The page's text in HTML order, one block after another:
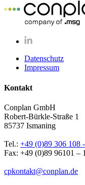
Datenschutz
Impressum
Kontakt
Conplan GmbH
Robert-​Bürkle-Straße 1
85737 Ismaning
Tel.: +49 (0)89 306 108
Fax: +49 (0)89 96101 –
cpkontakt@conplan.de